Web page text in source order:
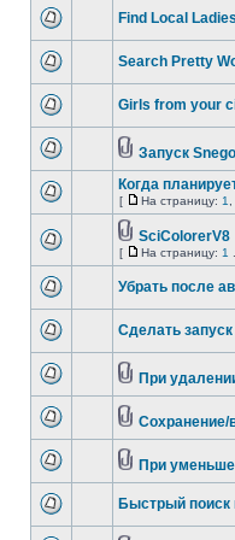
Find Local
Search Pretty
Girls from your
Запуск
Когда
[ На страницу: 1
SciColorerV8
[ На страницу: 1
Убрать после
Cделать
При
Сохранение/
При
Быстрый поиск